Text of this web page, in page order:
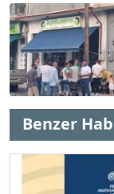
Benzer